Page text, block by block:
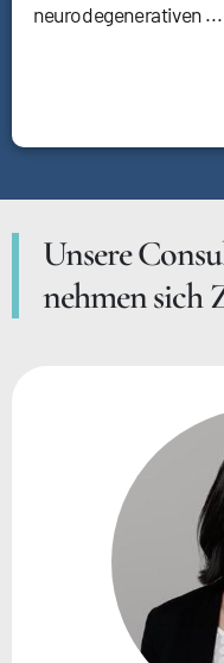
neurodegenerativen ...
Unsere
nehmen sich